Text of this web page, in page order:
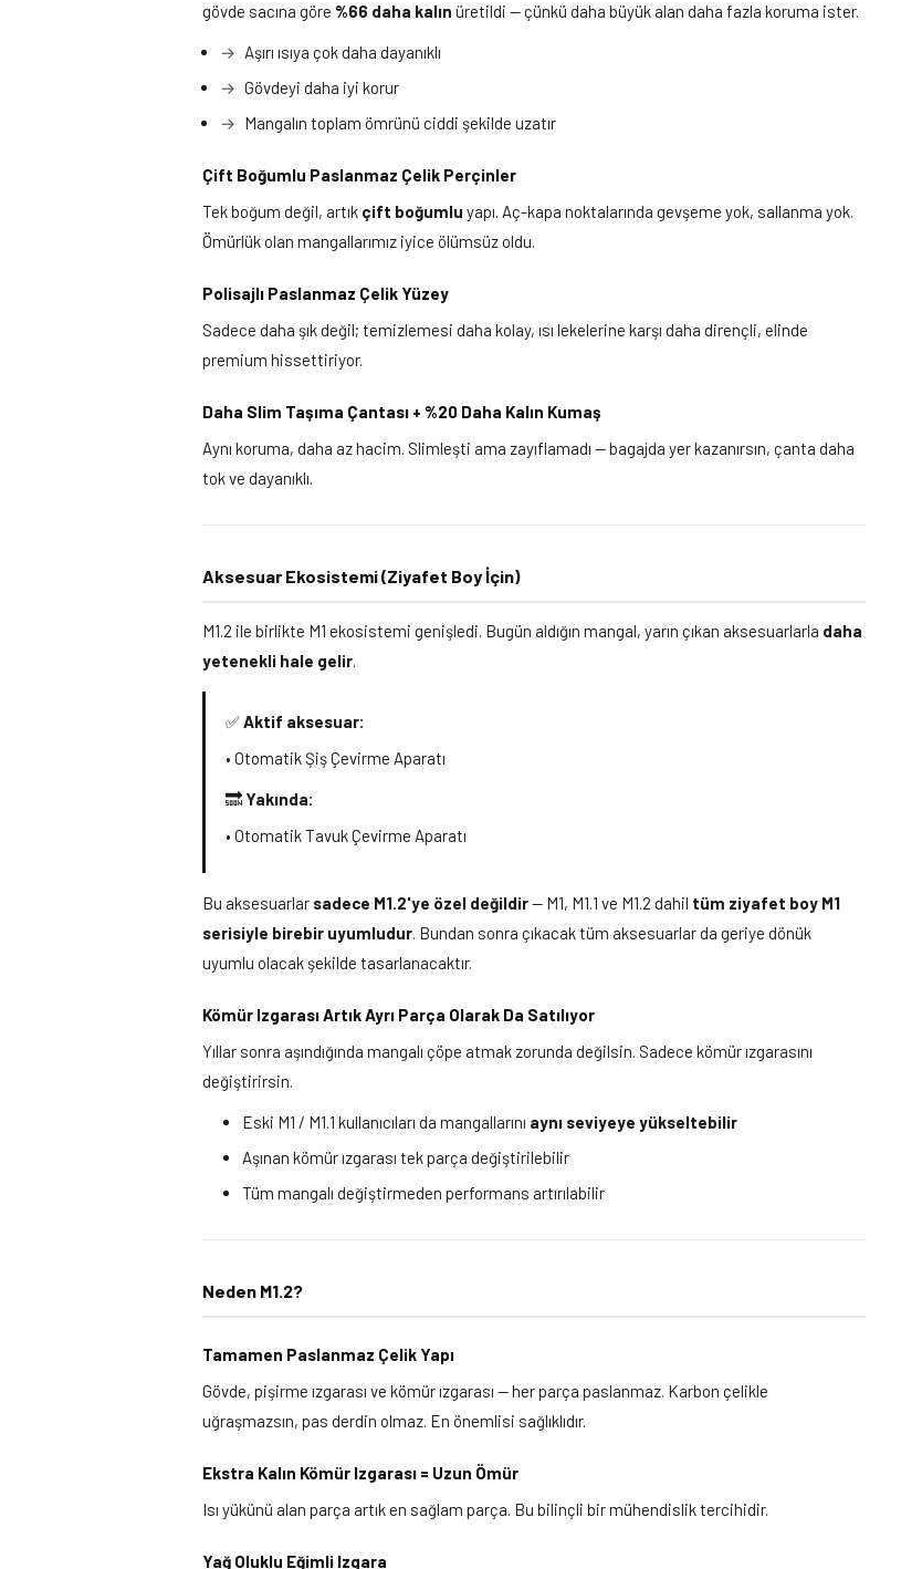
gövde sacına göre %66 daha kalın üretildi — çünkü daha büyük alan daha fazla koruma ister.
Aşırı ısıya çok daha dayanıklı
Gövdeyi daha iyi korur
Mangalın toplam ömrünü ciddi şekilde uzatır
Çift Boğumlu Paslanmaz Çelik Perçinler
Tek boğum değil, artık çift boğumlu yapı. Aç-kapa noktalarında gevşeme yok, sallanma yok.
Ömürlük olan mangallarımız iyice ölümsüz oldu.
Polisajlı Paslanmaz Çelik Yüzey
Sadece daha şık değil; temizlemesi daha kolay, ısı lekelerine karşı daha dirençli, elinde
premium hissettiriyor.
Daha Slim Taşıma Çantası + %20 Daha Kalın Kumaş
Aynı koruma, daha az hacim. Slimleşti ama zayıflamadı — bagajda yer kazanırsın, çanta daha
tok ve dayanıklı.
Aksesuar Ekosistemi (Ziyafet Boy İçin)
M1.2 ile birlikte M1 ekosistemi genişledi. Bugün aldığın mangal, yarın çıkan aksesuarlarla daha
yetenekli hale gelir.
✅Aktif aksesuar:
• Otomatik Şiş Çevirme Aparatı
🔜 Yakında:
• Otomatik Tavuk Çevirme Aparatı
Bu aksesuarlar sadece M1.2'ye özel değildir— M1, M1.1 ve M1.2 dahil tüm ziyafet boy M1
serisiyle birebir uyumludur. Bundan sonra çıkacak tüm aksesuarlar da geriye dönük
uyumlu olacak şekilde tasarlanacaktır.
Kömür Izgarası Artık Ayrı Parça Olarak Da Satılıyor
Yıllar sonra aşındığında mangalı çöpe atmak zorunda değilsin. Sadece kömür ızgarasını
değiştirirsin.
Eski M1 / M1.1 kullanıcıları da mangallarını aynı seviyeye yükseltebilir
Aşınan kömür ızgarası tek parça değiştirilebilir
Tüm mangalı değiştirmeden performans artırılabilir
Neden M1.2?
Tamamen Paslanmaz Çelik Yapı
Gövde, pişirme ızgarası ve kömür ızgarası — her parça paslanmaz. Karbon çelikle
uğraşmazsın, pas derdin olmaz. En önemlisi sağlıklıdır.
Ekstra Kalın Kömür Izgarası = Uzun Ömür
Isı yükünü alan parça artık en sağlam parça. Bu bilinçli bir mühendislik tercihidir.
Yağ Oluklu Eğimli Izgara